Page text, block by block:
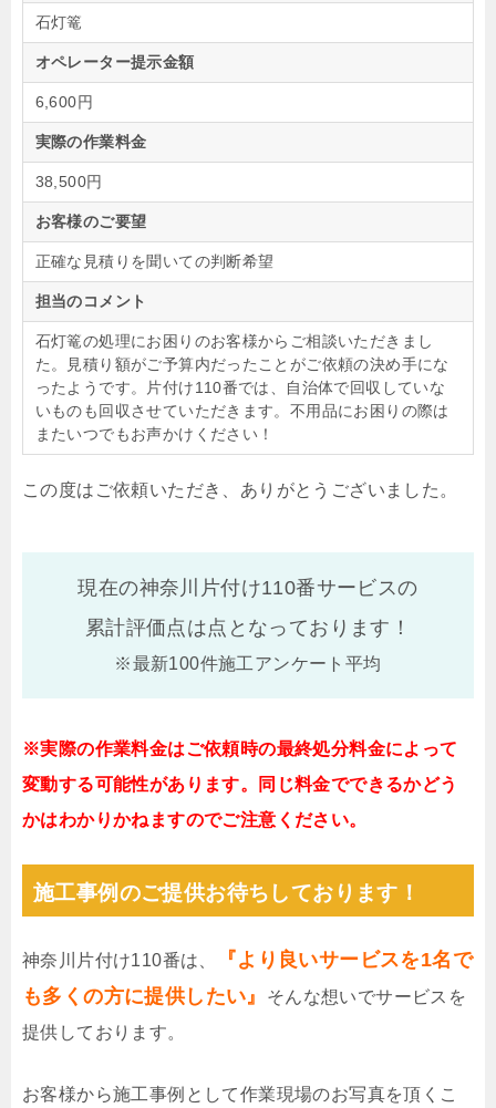
石灯篭
オペレーター提示金額
6,600円
実際の作業料金
38,500円
お客様のご要望
正確な見積りを聞いての判断希望
担当のコメント
石灯篭の処理にお困りのお客様からご相談いただきまし
た。見積り額がご予算内だったことがご依頼の決め手にな
ったようです。片付け110番では、自治体で回収していな
いものも回収させていただきます。不用品にお困りの際は
またいつでもお声かけください！
この度はご依頼いただき、ありがとうございました。
現在の神奈川片付け110番サービスの
累計評価点は点となっております！
※最新100件施工アンケート平均
※実際の作業料金はご依頼時の最終処分料金によって
変動する可能性があります。同じ料金でできるかどう
かはわかりかねますのでご注意ください。
施工事例のご提供お待ちしております！
神奈川片付け110番は、
『より良いサービスを1名で
も多くの方に提供したい』
そんな想いでサービスを
提供しております。
お客様から施工事例として作業現場のお写真を頂くこ